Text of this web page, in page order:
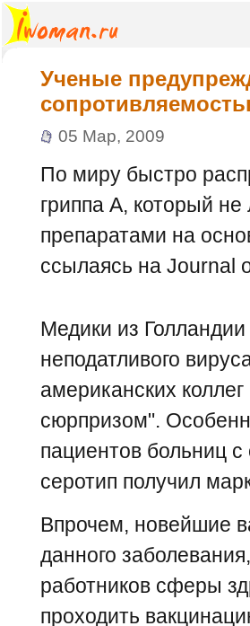
Ученые
05 Мар, 2009
По миру быстро
гриппа А, который
препаратами на
ссылаясь на Journal
Медики из
неподатливого
американских
сюрпризом".
пациентов больниц
серотип получил
Впрочем, новейшие
данного
работников сферы
проходить